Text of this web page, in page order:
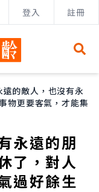
登入 註冊
遠的敵人，也沒有永
物更要客氣，才能集
永遠的朋
了，對人
過好餘生